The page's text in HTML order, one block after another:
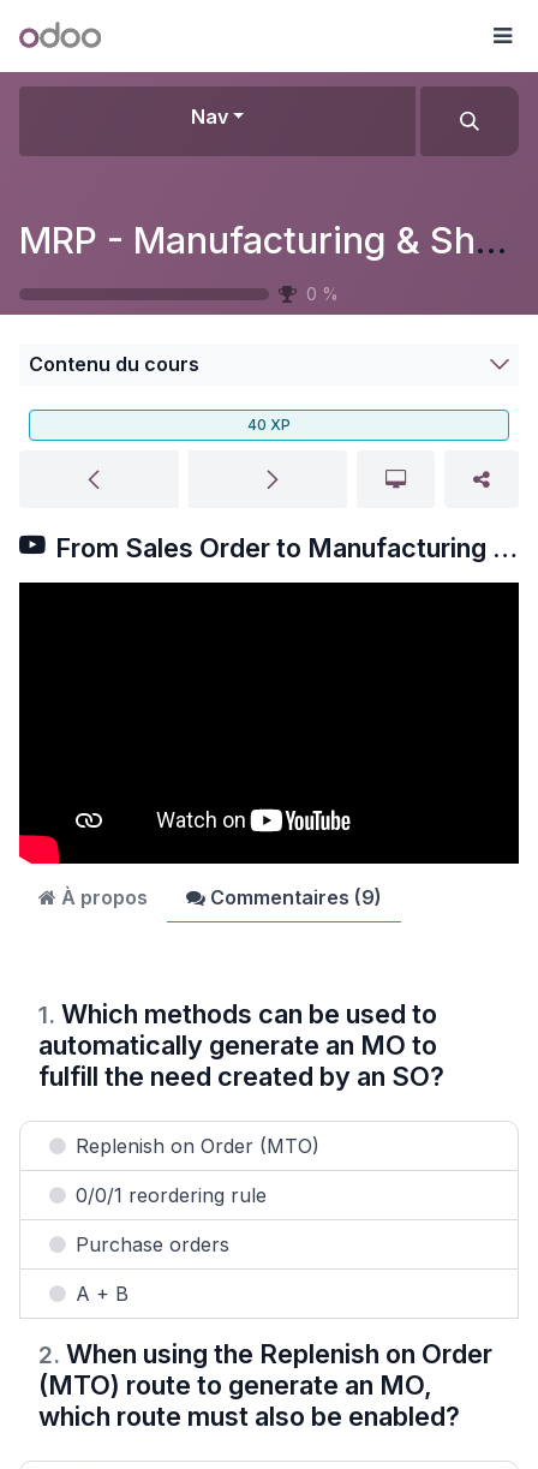
Odoo
Nav
MRP - Manufacturing & Shop Floor
0 %
Contenu du cours
From Sales Order to Manufacturing Order
40 XP
À propos Commentaires (9)
1. Which methods can be used to
automatically generate an MO to
fulfill the need created by an SO?
Replenish on Order (MTO)
0/0/1 reordering rule
Purchase orders
A + B
2. When using the Replenish on Order
(MTO) route to generate an MO,
which route must also be enabled?